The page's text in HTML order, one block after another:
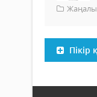
Пікір